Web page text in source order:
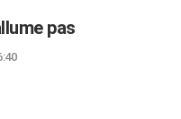
pas